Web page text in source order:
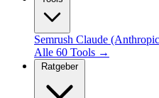
Semrush Claude
Alle 60 Tools →
Ratgeber